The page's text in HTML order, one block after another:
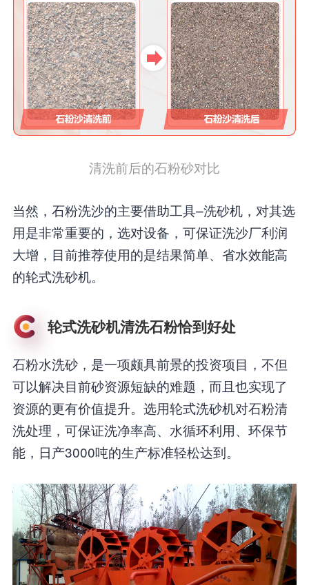
清洗前后的石粉砂对比
当然，石粉洗沙的主要借助工具–洗砂机，对其选
用是非常重要的，选对设备，可保证洗沙厂利润
大增，目前推荐使用的是结果简单、省水效能高
的轮式洗砂机。
轮式洗砂机清洗石粉恰到好处
石粉水洗砂，是一项颇具前景的投资项目，不但
可以解决目前砂资源短缺的难题，而且也实现了
资源的更有价值提升。选用轮式洗砂机对石粉清
洗处理，可保证洗净率高、水循环利用、环保节
能，日产3000吨的生产标准轻松达到。